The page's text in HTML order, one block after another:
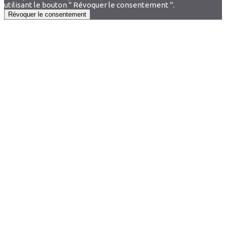
utilisant le bouton " Révoquer le consentement ".
Révoquer le consentement